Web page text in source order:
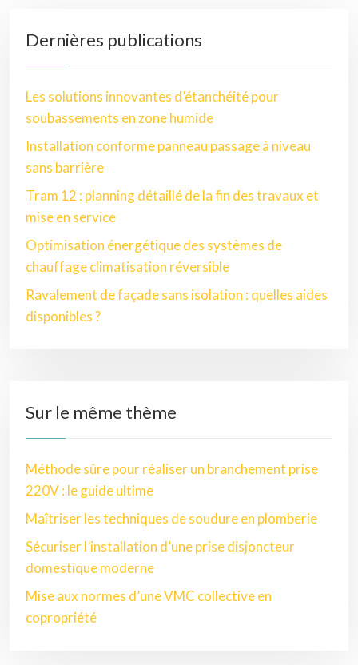
Dernières publications
Les solutions innovantes d’étanchéité pour
soubassements en zone humide
Installation conforme panneau passage à niveau
sans barrière
Tram 12 : planning détaillé de la fin des travaux et
mise en service
Optimisation énergétique des systèmes de
chauffage climatisation réversible
Ravalement de façade sans isolation : quelles aides
disponibles ?
Sur le même thème
Méthode sûre pour réaliser un branchement prise
220V : le guide ultime
Maîtriser les techniques de soudure en plomberie
Sécuriser l’installation d’une prise disjoncteur
domestique moderne
Mise aux normes d’une VMC collective en
copropriété